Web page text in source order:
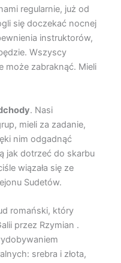
regularnie, już od
się doczekać nocnej
instruktorów,
Wszyscy
może zabraknąć. Mieli
. Nasi
mieli za zadanie,
nim odgadnąć
jak dotrzeć do skarbu
wiązała się ze
Sudetów.
romański, który
przez Rzymian .
srebra i złota,